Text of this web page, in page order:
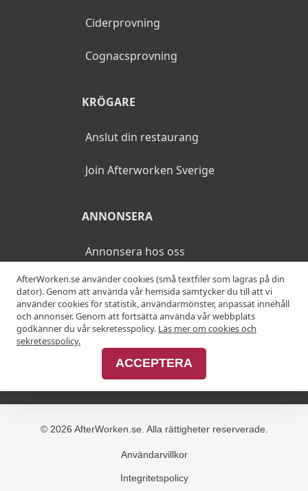
Ciderprovning
Cognacsprovning
KRÖGARE
Anslut din restaurang
Join Afterworken Sverige
ANNONSERA
Annonsera hos oss
Advertise with us
MER
Alla afterworker
© 2026 AfterWorken.se. Alla rättigheter reserverade.
Användarvillkor
Integritetspolicy
AfterWorken.se använder cookies (små textfiler som lagras på din
dator). Genom att använda vår hemsida samtycker du till att vi
använder cookies för statistik, användarmönster, anpassat innehåll
och annonser. Genom att fortsätta använda vår webbplats
godkänner du vår sekretesspolicy. Läs mer om cookies och
sekretesspolicy.
ACCEPTERA